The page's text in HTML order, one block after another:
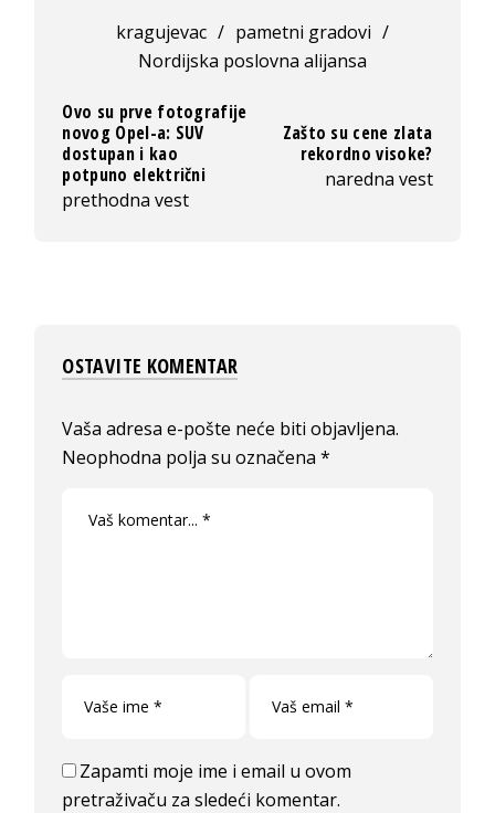
kragujevac / pametni gradovi /
Nordijska poslovna alijansa
Ovo su prve fotografije
novog Opel-a: SUV
dostupan i kao
potpuno električni
prethodna vest
Zašto su cene zlata
rekordno visoke?
naredna vest
OSTAVITE KOMENTAR
Vaša adresa e-pošte neće biti objavljena.
Neophodna polja su označena*
Zapamti moje ime i email u ovom
pretraživaču za sledeći komentar.